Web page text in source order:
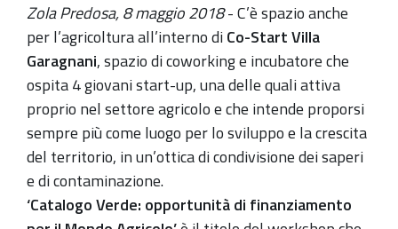
Zola Predosa, 8 maggio 2018- C’è spazio anche
per l’agricoltura all’interno diCo-Start Villa
Garagnani, spazio di coworking e incubatore che
ospita 4 giovani start-up, una delle quali attiva
proprio nel settore agricolo e che intende proporsi
sempre più come luogo per lo sviluppo e la crescita
del territorio, in un’ottica di condivisione dei saperi
e di contaminazione.
‘Catalogo Verde: opportunità di finanziamento